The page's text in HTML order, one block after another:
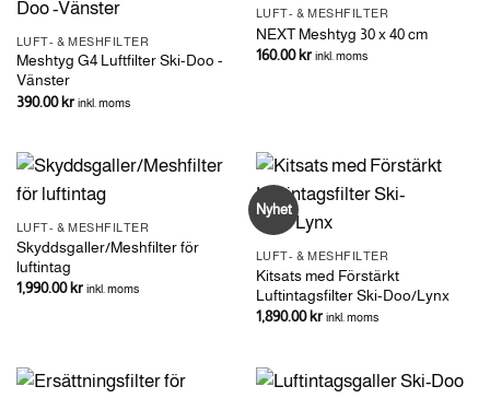
LUFT- & MESHFILTER
Meshtyg G4 Luftfilter Ski-Doo -
Vänster
390.00kr inkl. moms
LUFT- & MESHFILTER
NEXT Meshtyg 30 x 40 cm
160.00kr inkl. moms
LUFT- & MESHFILTER
Skyddsgaller/Meshfilter för
luftintag
1,990.00kr inkl. moms
Nyhet
LUFT- & MESHFILTER
Kitsats med Förstärkt
Luftintagsfilter Ski-Doo/Lynx
1,890.00kr inkl. moms